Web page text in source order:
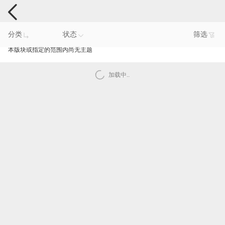
手机反馈
分类 状态 筛选
本版块或指定的范围内尚无主题
加载中..